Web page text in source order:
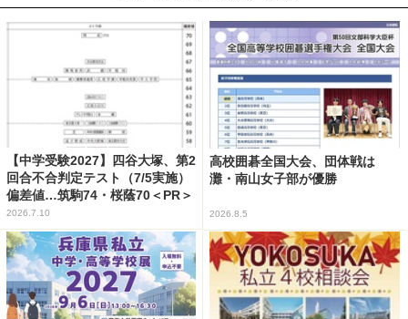
【中学受験2027】四谷大塚、第2
回合不合判定テスト（7/5実施）
偏差値…筑駒74・桜蔭70＜PR＞
2026.7.10
高校囲碁全国大会、団体戦は
灘・南山女子部が優勝
2026.8.5